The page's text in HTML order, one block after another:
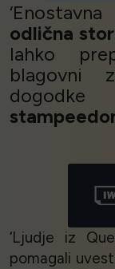
odlična
lahko
blagovni
‘Ljudje iz
pomagali